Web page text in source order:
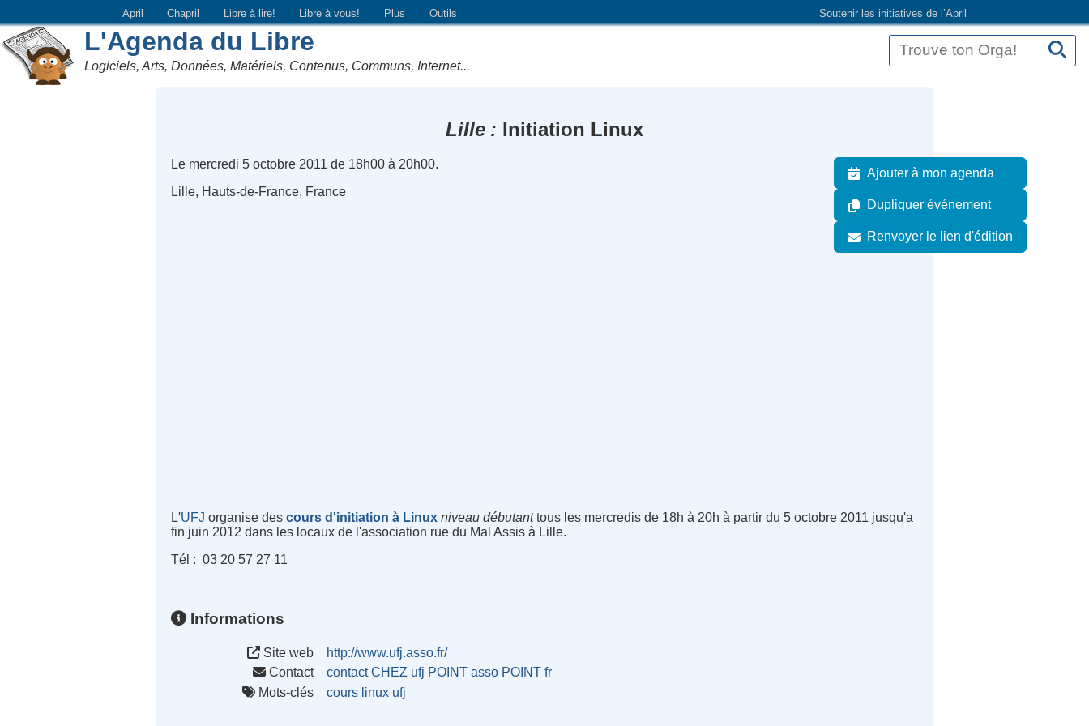
Soutenir les initiatives de l’April
April Chapril Libre à lire! Libre à vous! Plus Outils
L'Agenda du Libre
Logiciels, Arts, Données, Matériels, Contenus, Communs, Internet...
Lille Initiation Linux
Ajouter à mon agenda
Dupliquer événement
Renvoyer le lien d'édition
Le mercredi 5 octobre 2011 de 18h00 à 20h00.
Lille, Hauts-de-France, France
L'UFJ organise descours d'initiation à Linux niveau débutanttous les mercredis de 18h à 20h à partir du 5 octobre 2011 jusqu'a
fin juin 2012 dans les locaux de l'association rue du Mal Assis à Lille.
Tél : 03 20 57 27 11
Informations
Site web
http://www.ufj.asso.fr/
Contact
contact CHEZ ufj POINT asso POINT fr
Mots-clés
cours linux ufj